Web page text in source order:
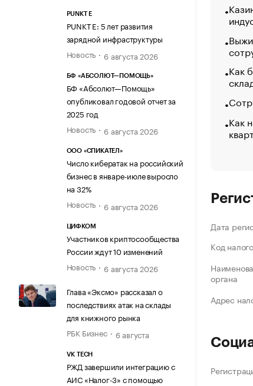
PUNKT E
PUNKT E: 5 лет развития
зарядной инфраструктуры
Новость
6 августа 2026
БФ «АБСОЛЮТ—ПОМОЩЬ»
БФ «Абсолют—Помощь»
опубликовал годовой отчет за
2025 год
Новость
6 августа 2026
ООО «СПИКАТЕЛ»
Число кибератак на российский
бизнес в январе-июле выросло
на 32%
Новость
6 августа 2026
ЦИФКОМ
Участников криптосообщества
России ждут 10 изменений
Новость
6 августа 2026
Глава «Эксмо» рассказал о
последствиях атак на склады
для книжного рынка
РБК Бизнес
6 августа
VK TECH
РЖД завершили интеграцию с
АИС «Налог-3» с помощью
Как
Как
Дата
Код
органа
Адрес